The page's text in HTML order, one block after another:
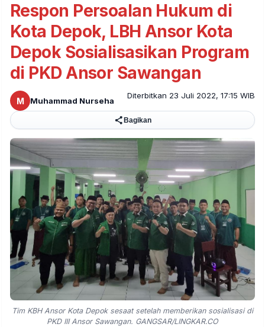
Respon Persoalan Hukum di
Kota Depok, LBH Ansor Kota
Depok Sosialisasikan Program
di PKD Ansor Sawangan
M Muhammad Nurseha
Diterbitkan 23 Juli 2022, 17:15 WIB
Bagikan
Tim KBH Ansor Kota Depok sesaat setelah memberikan sosialisasi di
PKD III Ansor Sawangan. GANGSAR/LINGKAR.CO